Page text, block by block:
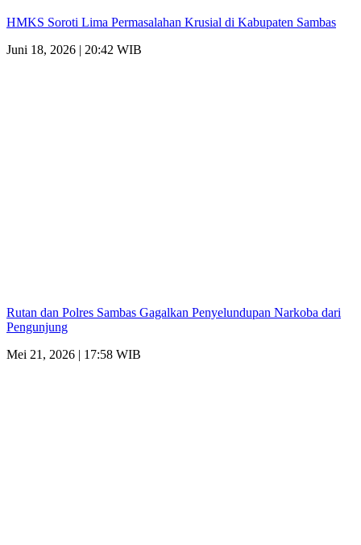
HMKS Soroti Lima Permasalahan Krusial di Kabupaten Sambas
Juni 18, 2026 | 20:42 WIB
Rutan dan Polres Sambas Gagalkan Penyelundupan Narkoba dari
Pengunjung
Mei 21, 2026 | 17:58 WIB